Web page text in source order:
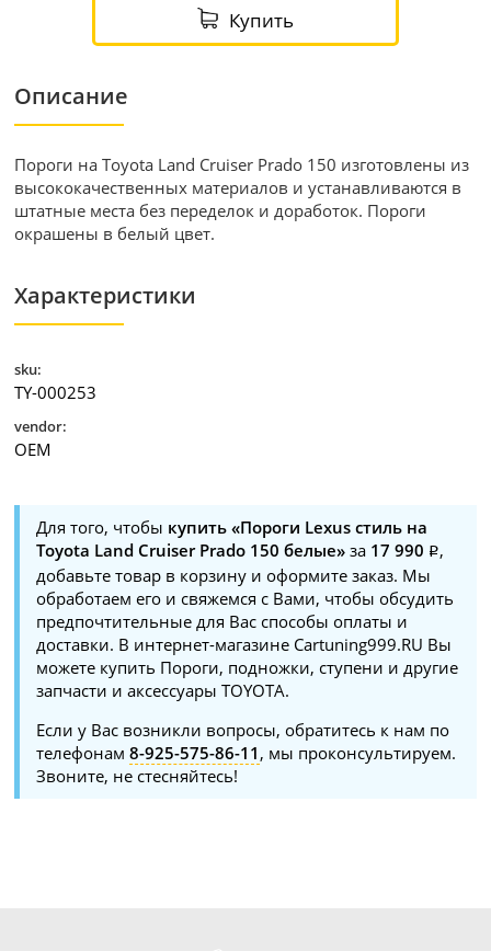
Купить
Описание
Пороги на Toyota Land Cruiser Prado 150 изготовлены из
высококачественных материалов и устанавливаются в
штатные места без переделок и доработок. Пороги
окрашены в белый цвет.
Характеристики
sku:
TY-000253
vendor:
OEM
Для того, чтобы купить «Пороги Lexus стиль на
Toyota Land Cruiser Prado 150 белые» за 17 990
,
добавьте товар в корзину и оформите заказ. Мы
обработаем его и свяжемся с Вами, чтобы обсудить
предпочтительные для Вас способы оплаты и
доставки. В интернет-магазине Cartuning999.RU Вы
можете купить Пороги, подножки, ступени и другие
запчасти и аксессуары TOYOTA.
Если у Вас возникли вопросы, обратитесь к нам по
телефонам8-925-575-86-11 , мы проконсультируем.
Звоните, не стесняйтесь!